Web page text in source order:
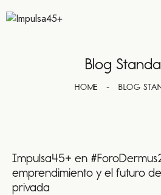
Blog
HOME BLOG
Impulsa45+ en
emprendimiento y el futuro
privada